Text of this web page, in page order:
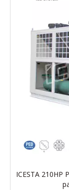
ICESTA 210HP